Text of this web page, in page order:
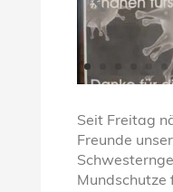
Seit Freitag
Freunde
Mundschutze